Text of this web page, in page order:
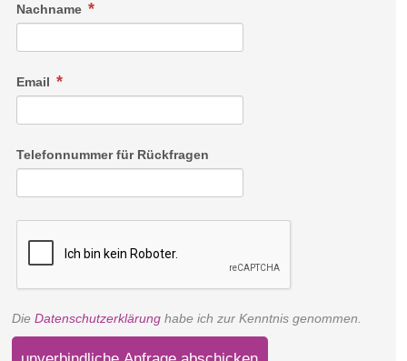
Nachname
Email
Telefonnummer für Rückfragen
Die Datenschutzerklärung habe ich zur Kenntnis genommen.